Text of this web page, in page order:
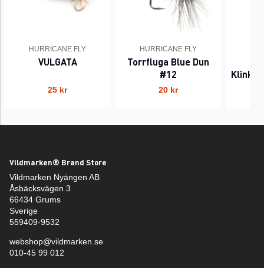
HURRICANE FLY
VULGATA
25 kr
HURRICANE FLY
Torrfluga Blue Dun
#12
20 kr
Vildmarken® Brand Store
Vildmarken Nyängen AB
Åsbäcksvägen 3
66434 Grums
Sverige
559409-9532
webshop@vildmarken.se
010-45 99 012